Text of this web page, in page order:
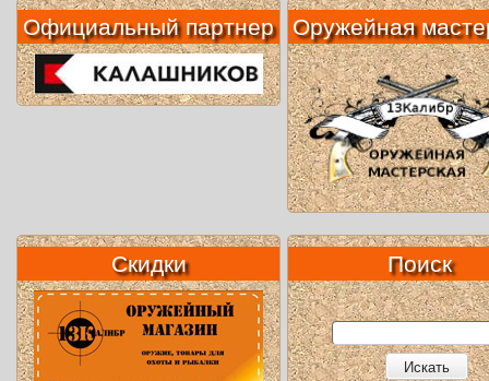
Официальный партнер Оружейная
Скидки Поиск
Искать